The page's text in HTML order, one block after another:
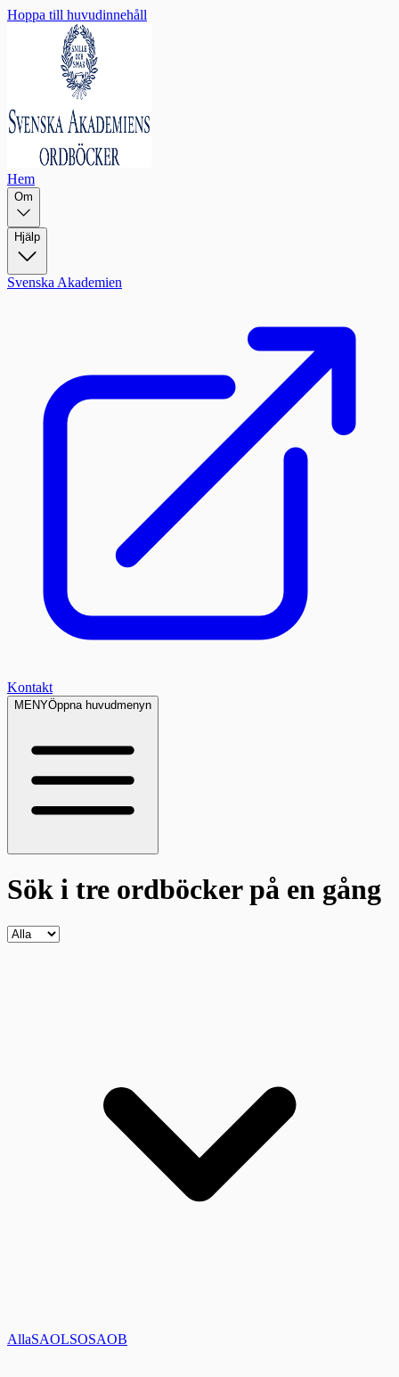
Hoppa till huvudinnehåll
Hem
Om
Hjälp
Svenska Akademien
Kontakt
MENYÖppna huvudmenyn
Sök i tre ordböckerpå en gång
AllaSAOLSOSAOB